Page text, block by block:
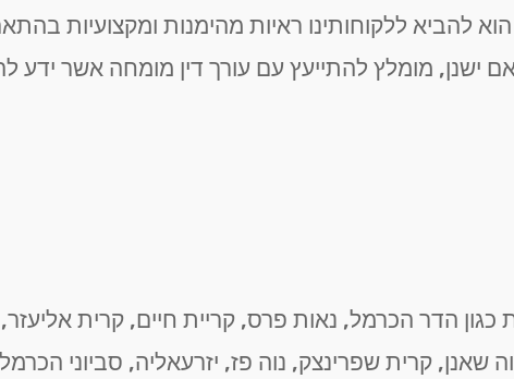
להביא ללקוחותינו ראיות מהימנות ומקצועיות
ישנן, מומלץ להתייעץ עם עורך דין מומחה אשר ידע
הדר הכרמל, נאות פרס, קריית חיים, קרית
קרית שפרינצק, נוה פז, יזרעאליה, סביוני